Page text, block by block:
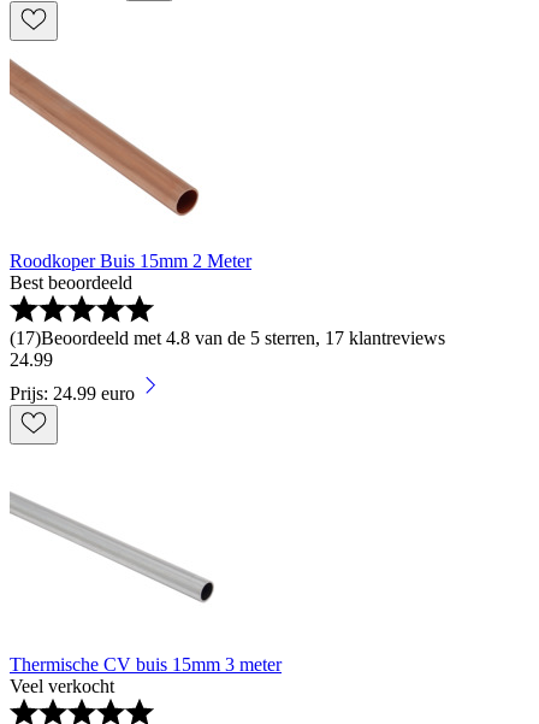
Roodkoper Buis 15mm 2 Meter
Best beoordeeld
(17)Beoordeeld met 4.8 van de 5 sterren, 17 klantreviews
24.99
Prijs: 24.99 euro
Thermische CV buis 15mm 3 meter
Veel verkocht